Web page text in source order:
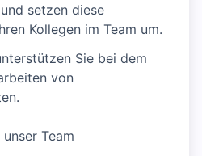
setzen diese
Kollegen im Team um.
Sie bei dem
von
Team